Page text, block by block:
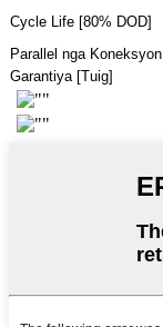
Cycle Life [80% DOD]
Parallel nga Koneksyon
Garantiya [Tuig]